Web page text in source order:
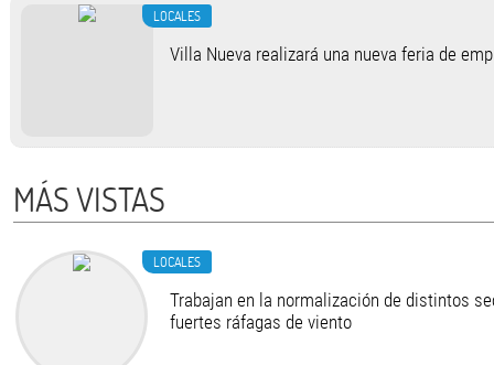
LOCALES
Villa Nueva realizará una nueva feria de
MÁS VISTAS
LOCALES
Trabajan en la normalización de distintos
fuertes ráfagas de viento